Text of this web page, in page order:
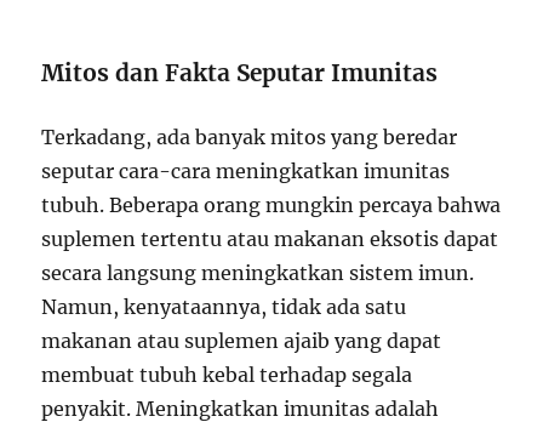
Mitos dan Fakta Seputar Imunitas
Terkadang, ada banyak mitos yang beredar
seputar cara-cara meningkatkan imunitas
tubuh. Beberapa orang mungkin percaya bahwa
suplemen tertentu atau makanan eksotis dapat
secara langsung meningkatkan sistem imun.
Namun, kenyataannya, tidak ada satu
makanan atau suplemen ajaib yang dapat
membuat tubuh kebal terhadap segala
penyakit. Meningkatkan imunitas adalah